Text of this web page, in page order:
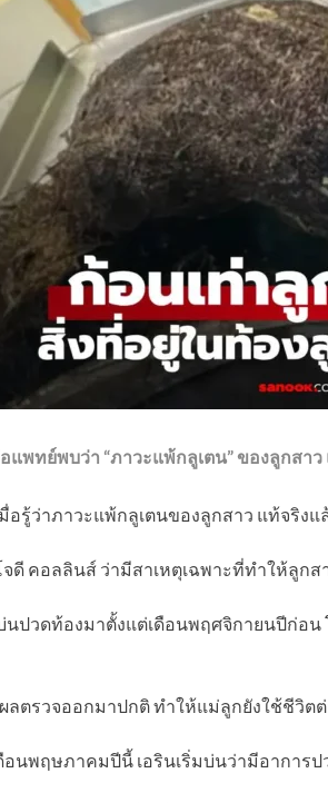
แพทย์พบว่า “ภาวะแพ้กลูเตน” ของลูกส
อรู้ว่าภาวะแพ้กลูเตนของลูกสาว แท้จริง
ดี คอลลินส์ ว่ามีสาเหตุเฉพาะที่ทำให้ลูกส
บ่นปวดท้องมาตั้งแต่เดือนพฤศจิกายนปีก่อ
ลตรวจออกมาปกติ ทำให้แม่ลูกยังใช้ชีวิต
อนพฤษภาคมปีนี้ เอรินเริ่มบ่นว่ามีอาการป